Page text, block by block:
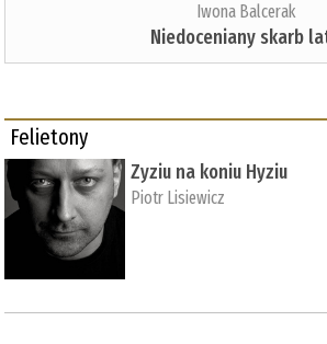
Iwona Balcerak
Niedoceniany skarb
Felietony
Zyziu na koniu Hyziu
Piotr Lisiewicz